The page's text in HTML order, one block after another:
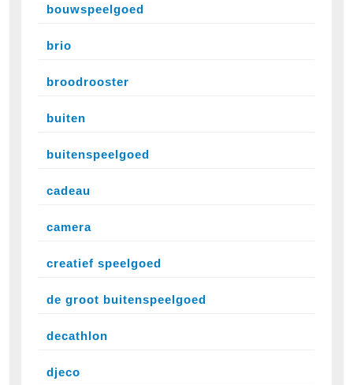
bouwspeelgoed
brio
broodrooster
buiten
buitenspeelgoed
cadeau
camera
creatief speelgoed
de groot buitenspeelgoed
decathlon
djeco